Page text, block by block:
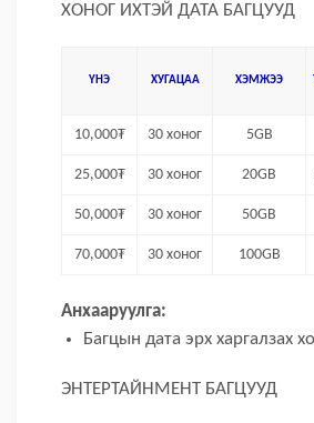
ХОНОГ ИХТЭЙ ДАТА БАГЦУУД
ҮНЭ ХУГАЦАА ХЭМЖЭЭ
10,000₮ 30 хоног 5GB
25,000₮ 30 хоног 20GB
50,000₮ 30 хоног 50GB
70,000₮ 30 хоног 100GB
Анхааруулга:
Багцын дата эрх харгалзах
ЭНТЕРТАЙНМЕНТ БАГЦУУД